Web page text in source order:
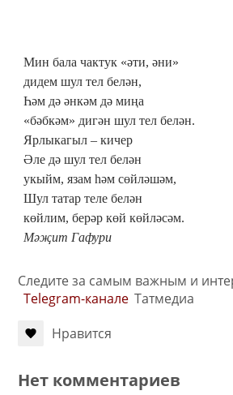
Мин бала чактук «әти, әни»
дидем шул тел белән,
Һәм дә әнкәм дә миңа
«бәбкәм» дигән шул тел белән.
Ярлыкагыл – кичер
Әле дә шул тел белән
укыйм, язам һәм сөйләшәм,
Шул татар теле белән
көйлим, берәр көй көйләсәм.
Мәҗит Гафури
Следите за самым важным и
Telegram-канале Татмедиа
Нравится
Нет комментариев